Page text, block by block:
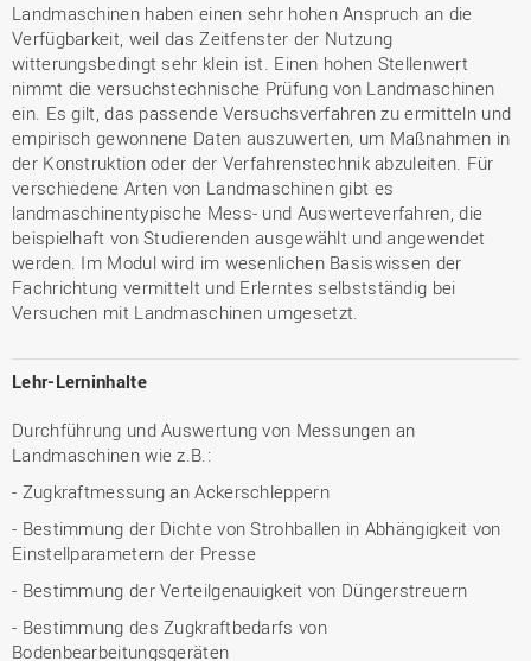
Landmaschinen haben einen sehr hohen Anspruch an die
Verfügbarkeit, weil das Zeitfenster der Nutzung
witterungsbedingt sehr klein ist. Einen hohen Stellenwert
nimmt die versuchstechnische Prüfung von Landmaschinen
ein. Es gilt, das passende Versuchsverfahren zu ermitteln und
empirisch gewonnene Daten auszuwerten, um Maßnahmen in
der Konstruktion oder der Verfahrenstechnik abzuleiten. Für
verschiedene Arten von Landmaschinen gibt es
landmaschinentypische Mess- und Auswerteverfahren, die
beispielhaft von Studierenden ausgewählt und angewendet
werden. Im Modul wird im wesenlichen Basiswissen der
Fachrichtung vermittelt und Erlerntes selbstständig bei
Versuchen mit Landmaschinen umgesetzt.
Lehr-Lerninhalte
Durchführung und Auswertung von Messungen an
Landmaschinen wie z.B.:
- Zugkraftmessung an Ackerschleppern
- Bestimmung der Dichte von Strohballen in Abhängigkeit von
Einstellparametern der Presse
- Bestimmung der Verteilgenauigkeit von Düngerstreuern
- Bestimmung des Zugkraftbedarfs von
Bodenbearbeitungsgeräten